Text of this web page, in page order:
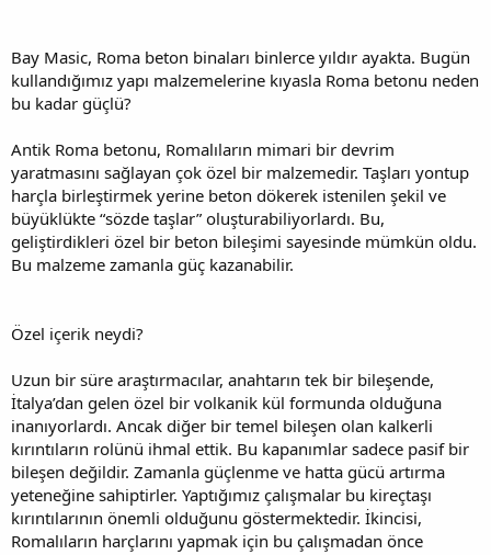
Bay Masic, Roma beton binaları binlerce yıldır ayakta. Bugün
kullandığımız yapı malzemelerine kıyasla Roma betonu neden
bu kadar güçlü?
Antik Roma betonu, Romalıların mimari bir devrim
yaratmasını sağlayan çok özel bir malzemedir. Taşları yontup
harçla birleştirmek yerine beton dökerek istenilen şekil ve
büyüklükte “sözde taşlar” oluşturabiliyorlardı. Bu,
geliştirdikleri özel bir beton bileşimi sayesinde mümkün oldu.
Bu malzeme zamanla güç kazanabilir.
Özel içerik neydi?
Uzun bir süre araştırmacılar, anahtarın tek bir bileşende,
İtalya’dan gelen özel bir volkanik kül formunda olduğuna
inanıyorlardı. Ancak diğer bir temel bileşen olan kalkerli
kırıntıların rolünü ihmal ettik. Bu kapanımlar sadece pasif bir
bileşen değildir. Zamanla güçlenme ve hatta gücü artırma
yeteneğine sahiptirler. Yaptığımız çalışmalar bu kireçtaşı
kırıntılarının önemli olduğunu göstermektedir. İkincisi,
Romalıların harçlarını yapmak için bu çalışmadan önce